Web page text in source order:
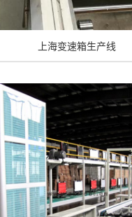
上海变速箱生产线